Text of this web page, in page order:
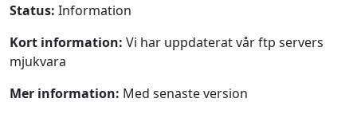
Status: Information
Kort information: Vi har uppdaterat vår ftp servers
mjukvara
Mer information: Med senaste version